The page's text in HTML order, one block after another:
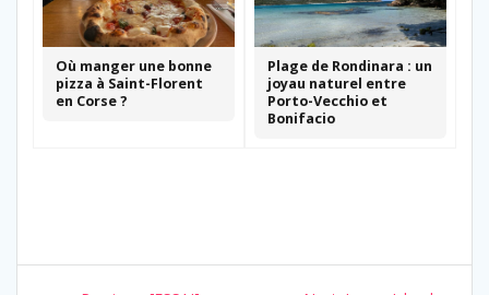
Où manger une bonne
pizza à Saint-Florent
en Corse ?
Plage de Rondinara : un
joyau naturel entre
Porto-Vecchio et
Bonifacio
Navigation